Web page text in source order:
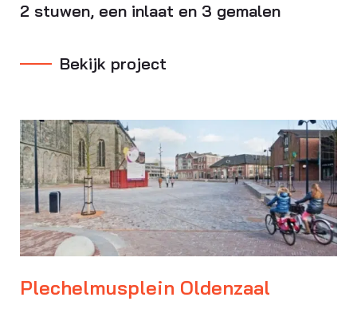
2 stuwen, een inlaat en 3 gemalen
Bekijk project
Plechelmusplein Oldenzaal